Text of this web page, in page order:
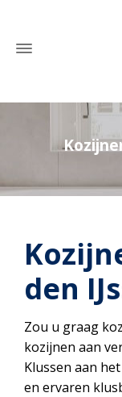
den
Zou u graag
kozijnen aan
Klussen aan
en ervaren